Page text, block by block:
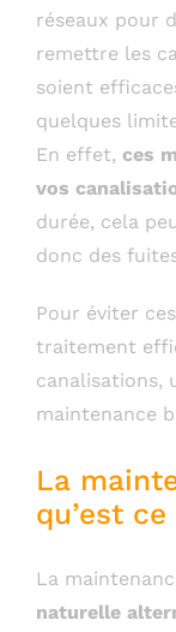
réseaux pour
remettre les
soient
quelques
En effet, ces
vos
durée, cela
donc des
Pour éviter
traitement
canalisations,
maintenance
La
qu’est
La
naturelle